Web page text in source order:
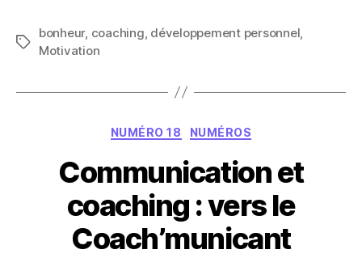
Étiquettes
bonheur, coaching, développement personnel,
Motivation
Catégories
NUMÉRO 18 NUMÉROS
Communication et
coaching : vers le
Coach’municant